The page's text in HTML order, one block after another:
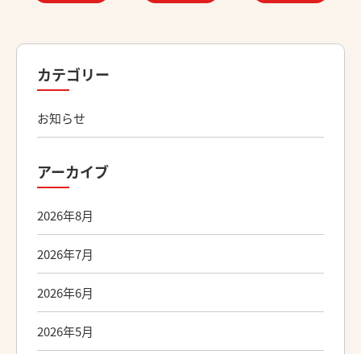
カテゴリー
お知らせ
アーカイブ
2026年8月
2026年7月
2026年6月
2026年5月